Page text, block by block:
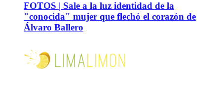
FOTOS | Sale a la luz identidad de la
"conocida" mujer que flechó el corazón de
Álvaro Ballero